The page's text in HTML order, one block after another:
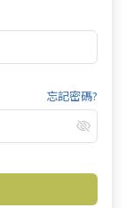
忘記密碼?